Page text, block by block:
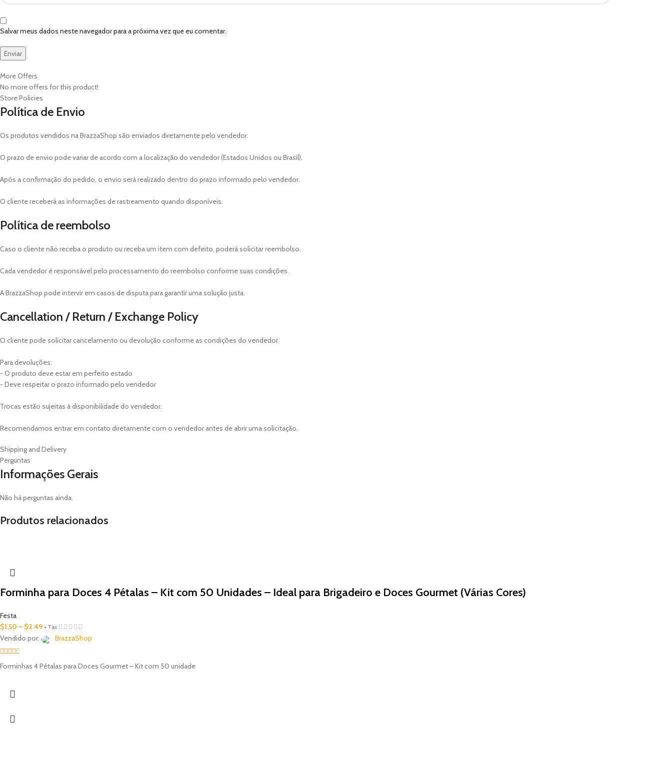
Salvar meus dados neste navegador para a próxima vez que eu comentar.
More Offers
No more offers for this product!
Store Policies
Política de Envio
Os produtos vendidos na BrazzaShop são enviados diretamente pelo vendedor.
O prazo de envio pode variar de acordo com a localização do vendedor (Estados Unidos ou Brasil).
Após a confirmação do pedido, o envio será realizado dentro do prazo informado pelo vendedor.
O cliente receberá as informações de rastreamento quando disponíveis.
Política de reembolso
Caso o cliente não receba o produto ou receba um item com defeito, poderá solicitar reembolso.
Cada vendedor é responsável pelo processamento do reembolso conforme suas condições.
A BrazzaShop pode intervir em casos de disputa para garantir uma solução justa.
Cancellation / Return / Exchange Policy
O cliente pode solicitar cancelamento ou devolução conforme as condições do vendedor.
Para devoluções:
- O produto deve estar em perfeito estado
- Deve respeitar o prazo informado pelo vendedor
Trocas estão sujeitas à disponibilidade do vendedor.
Recomendamos entrar em contato diretamente com o vendedor antes de abrir uma solicitação.
Shipping and Delivery
Perguntas
Informações Gerais
Não há perguntas ainda.
Produtos relacionados
Forminha para Doces 4 Pétalas – Kit com 50 Unidades – Ideal para Brigadeiro e Doces Gourmet (Várias Cores)
Festa
$1.50 – $2.49 + Tax
Vendido por: BrazzaShop
2.33
Forminhas 4 Pétalas para Doces Gourmet – Kit com 50 unidade